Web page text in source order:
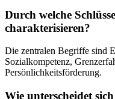
Durch welche
charakterisieren?
Die zentralen Begriffe sind
Sozialkompetenz,
Persönlichkeitsförderung.
Wie unterscheidet